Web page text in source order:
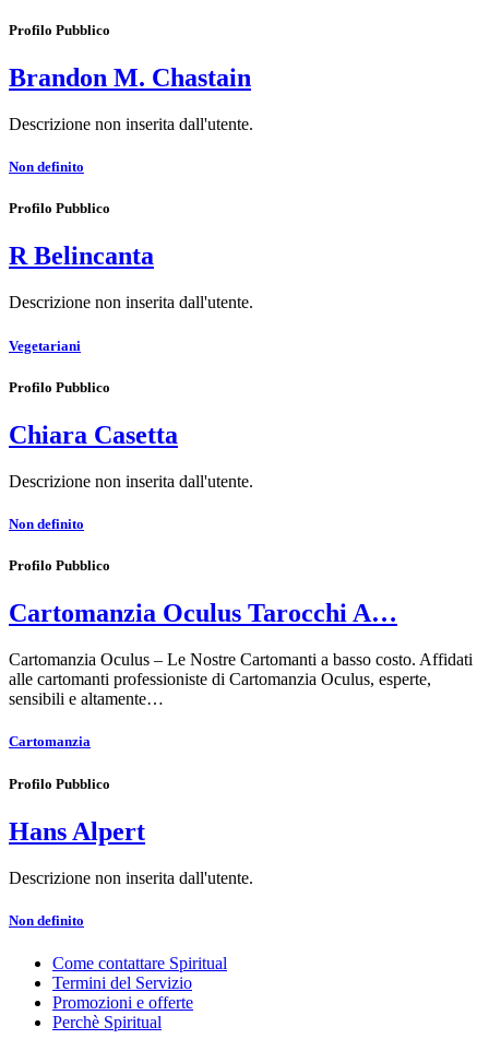
Profilo Pubblico
Brandon M. Chastain
Descrizione non inserita dall'utente.
Non definito
Profilo Pubblico
R Belincanta
Descrizione non inserita dall'utente.
Vegetariani
Profilo Pubblico
Chiara Casetta
Descrizione non inserita dall'utente.
Non definito
Profilo Pubblico
Cartomanzia Oculus Tarocchi A…
Cartomanzia Oculus – Le Nostre Cartomanti a basso costo. Affidati
alle cartomanti professioniste di Cartomanzia Oculus, esperte,
sensibili e altamente…
Cartomanzia
Profilo Pubblico
Hans Alpert
Descrizione non inserita dall'utente.
Non definito
Come contattare Spiritual
Termini del Servizio
Promozioni e offerte
Perchè Spiritual